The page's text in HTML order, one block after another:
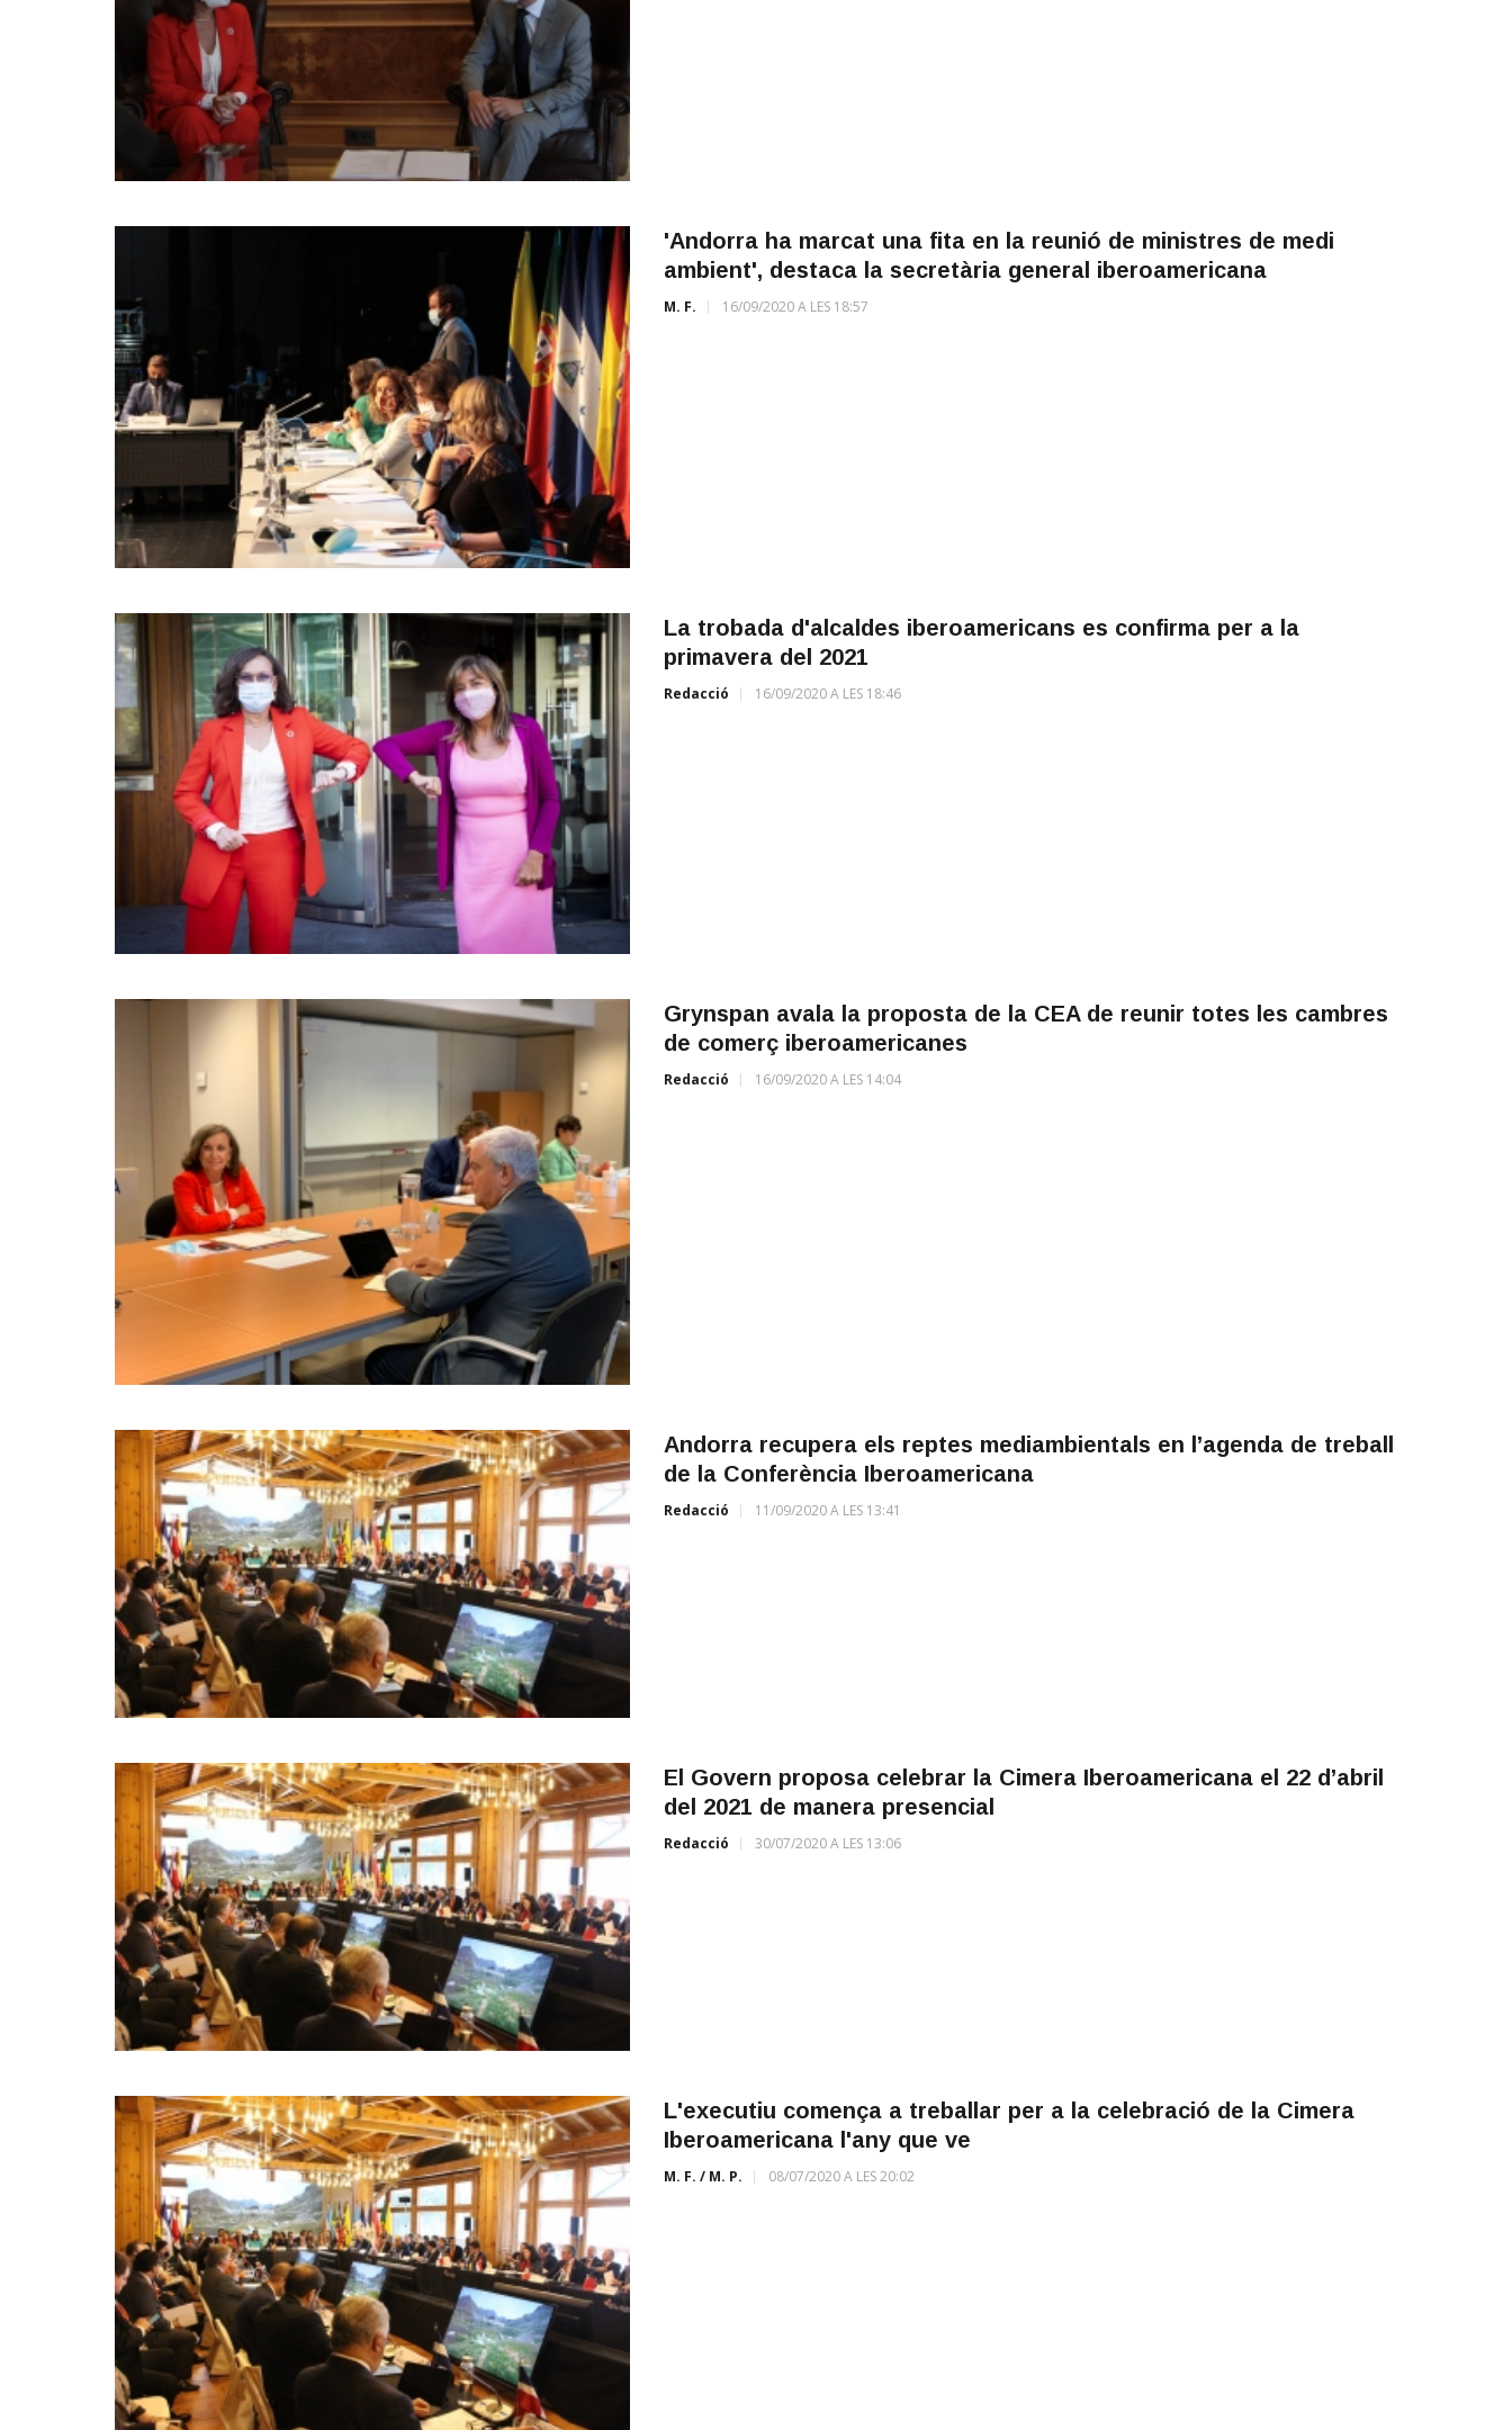
'Andorra ha marcat una fita en la reunió de ministres de medi
ambient', destaca la secretària general iberoamericana
M. F. 16/09/2020 A LES 18:57
La trobada d'alcaldes iberoamericans es confirma per a la
primavera del 2021
Redacció 16/09/2020 A LES 18:46
Grynspan avala la proposta de la CEA de reunir totes les cambres
de comerç iberoamericanes
Redacció 16/09/2020 A LES 14:04
Andorra recupera els reptes mediambientals en l’agenda de treball
de la Conferència Iberoamericana
Redacció 11/09/2020 A LES 13:41
El Govern proposa celebrar la Cimera Iberoamericana el 22 d’abril
del 2021 de manera presencial
Redacció 30/07/2020 A LES 13:06
L'executiu comença a treballar per a la celebració de la Cimera
Iberoamericana l'any que ve
M. F. / M. P. 08/07/2020 A LES 20:02